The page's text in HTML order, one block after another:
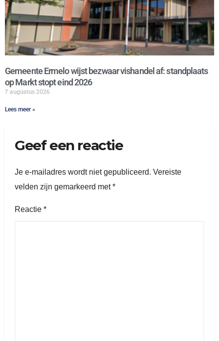
Gemeente Ermelo wijst bezwaar vishandel af: standplaats
op Markt stopt eind 2026
7 augustus 2026
Lees meer »
Geef een reactie
Je e-mailadres wordt niet gepubliceerd. Vereiste
velden zijn gemarkeerd met*
Reactie *